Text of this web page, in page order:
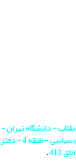
- دانشگاه تهران -
دانشکده حقوق و علوم سیاسی - طبقه 4 - دفتر
413
.